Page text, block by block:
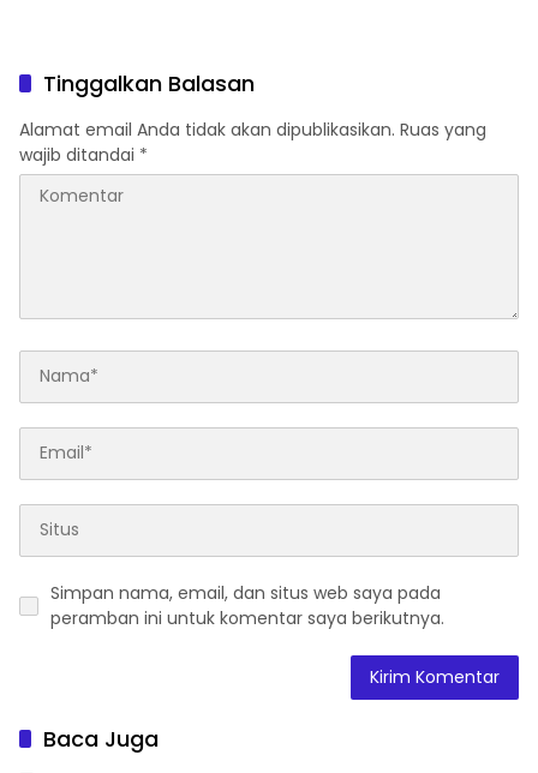
Tinggalkan Balasan
Alamat email Anda tidak akan dipublikasikan. Ruas yang
wajib ditandai *
Simpan nama, email, dan situs web saya pada
peramban ini untuk komentar saya berikutnya.
Baca Juga